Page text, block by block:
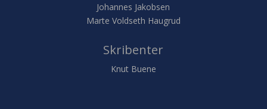
Johannes Jakobsen
Marte Voldseth Haugrud
Skribenter
Knut Buene